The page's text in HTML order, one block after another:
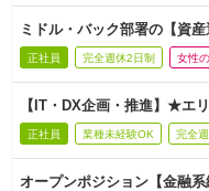
ミドル・バック部署の【資
正社員 完全週休2日制 女性
【IT・DX企画・推進】★エ
正社員 業種未経験OK 完全
オープンポジション【金融